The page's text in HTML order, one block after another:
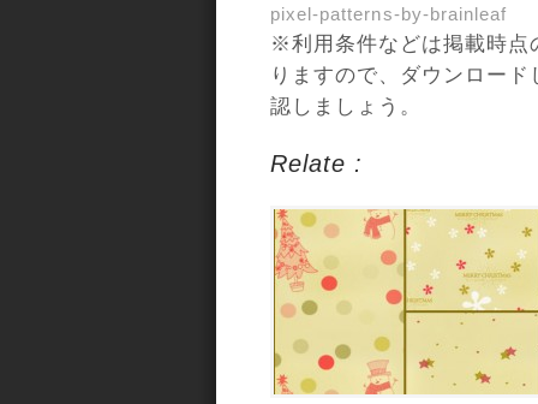
pixel-patterns-by-brainleaf
※利用条件などは掲載時点
りますので、ダウンロー
認しましょう。
Relate :